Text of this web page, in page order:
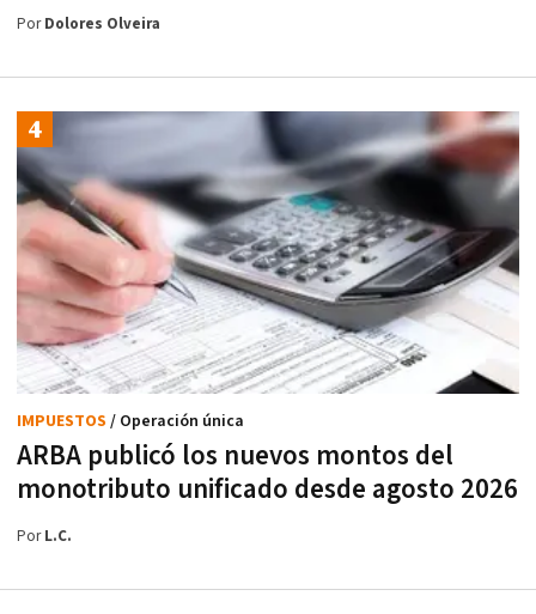
PorDolores Olveira
ARBA publicó los nuevos montos del
monotributo unificado desde agosto 2026
IMPUESTOS / Operación única
PorL.C.